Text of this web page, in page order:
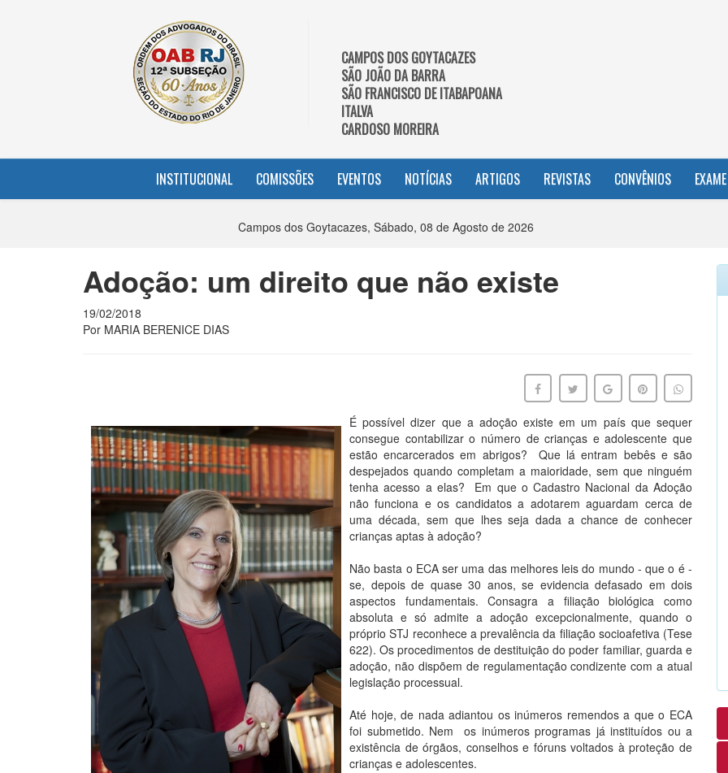
CAMPOS DOS GOYTACAZES
SÃO JOÃO DA BARRA
SÃO FRANCISCO DE ITABAPOANA
ITALVA
CARDOSO MOREIRA
INSTITUCIONAL COMISSÕES EVENTOS NOTÍCIAS ARTIGOS REVISTAS CONVÊNIOS
Campos dos Goytacazes, Sábado, 08 de Agosto de 2026
Adoção: um direito que não existe
19/02/2018
Por MARIA BERENICE DIAS
É possível dizer que a adoção existe em um país que sequer
consegue contabilizar o número de crianças e adolescente que
estão encarcerados em abrigos? Que lá entram bebês e são
despejados quando completam a maioridade, sem que ninguém
tenha acesso a elas? Em que o Cadastro Nacional da Adoção
não funciona e os candidatos a adotarem aguardam cerca de
uma década, sem que lhes seja dada a chance de conhecer
crianças aptas à adoção?
Não basta o ECA ser uma das melhores leis do mundo - que o é -
se, depois de quase 30 anos, se evidencia defasado em dois
aspectos fundamentais. Consagra a filiação biológica como
absoluta e só admite a adoção excepcionalmente, quando o
próprio STJ reconhece a prevalência da filiação socioafetiva (Tese
622). Os procedimentos de destituição do poder familiar, guarda e
adoção, não dispõem de regulamentação condizente com a atual
legislação processual.
Até hoje, de nada adiantou os inúmeros remendos a que o ECA
foi submetido. Nem os inúmeros programas já instituídos ou a
existência de órgãos, conselhos e fóruns voltados à proteção de
crianças e adolescentes.